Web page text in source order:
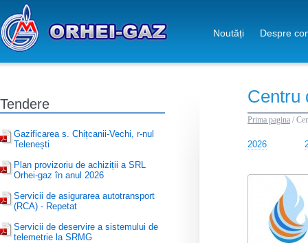
Noutăți Despre
Tendere
Gazificarea s. Chițcanii-Vechi, r-nul
Telenești
Plan provizoriu de achiziții a SRL
Orhei-gaz în anul 2026
Servicii de asigurarea autotransport
(RCA) - Repetat
Servicii de deservire a sistemului de
telemetrie la SRMG
Centru
Prima pagina /
2026